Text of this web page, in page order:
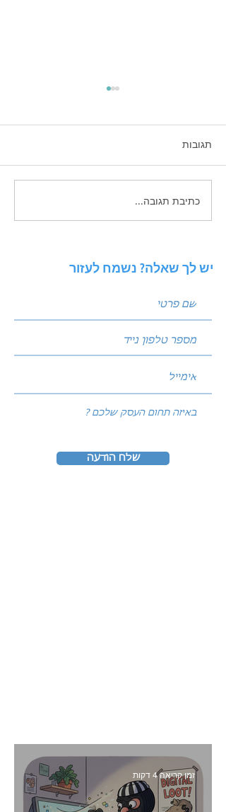
איך לכתוב פוסטים שמביאים
לידים: נוסחת הקידום
תגובות
כתיבת תגובה...
יש לך שאלה? נשמח לעזור
שלח הודעה
זמן קריאה 4 דקות